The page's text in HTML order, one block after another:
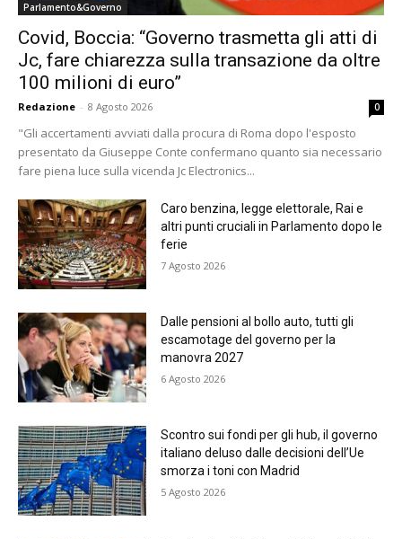
Parlamento&Governo
Covid, Boccia: “Governo trasmetta gli atti di
Jc, fare chiarezza sulla transazione da oltre
100 milioni di euro”
Redazione - 8 Agosto 2026 0
"Gli accertamenti avviati dalla procura di Roma dopo l'esposto
presentato da Giuseppe Conte confermano quanto sia necessario
fare piena luce sulla vicenda Jc Electronics...
Caro benzina, legge elettorale, Rai e
altri punti cruciali in Parlamento dopo le
ferie
7 Agosto 2026
Dalle pensioni al bollo auto, tutti gli
escamotage del governo per la
manovra 2027
6 Agosto 2026
Scontro sui fondi per gli hub, il governo
italiano deluso dalle decisioni dell’Ue
smorza i toni con Madrid
5 Agosto 2026